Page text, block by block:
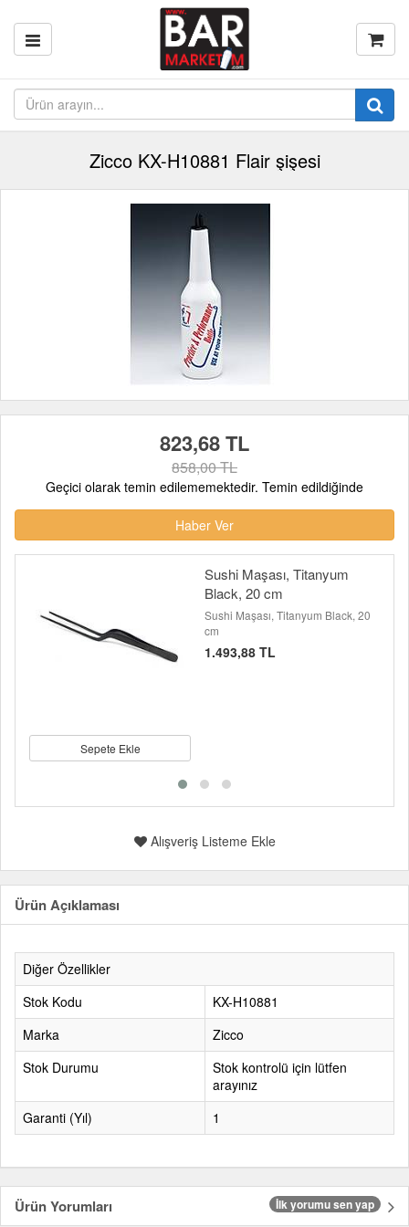
Zicco KX-H10881 Flair şişesi
823,68 TL
858,00 TL
Geçici olarak temin edilememektedir. Temin edildiğinde
Haber Ver
Sepete Ekle
Sushi Maşası, Titanyum
Black, 20 cm
Sushi Maşası, Titanyum Black, 20
cm
1.493,88 TL
Alışveriş Listeme Ekle
Ürün Açıklaması
Diğer Özellikler
Stok Kodu
KX-H10881
Marka
Zicco
Stok Durumu
Stok kontrolü için lütfen
arayınız
Garanti (Yıl)
1
Ürün Yorumları İlk yorumu sen yap